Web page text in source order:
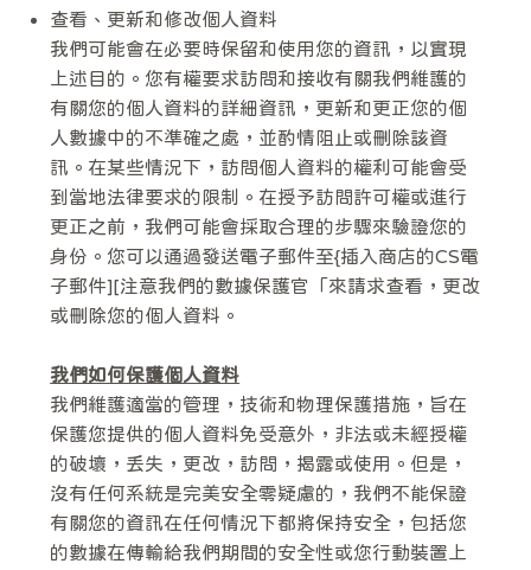
查看、更新和修改個人資料
我們可能會在必要時保留和使用您的資訊，以實現
上述目的。您有權要求訪問和接收有關我們維護的
有關您的個人資料的詳細資訊，更新和更正您的個
人數據中的不準確之處，並酌情阻止或刪除該資
訊。在某些情況下，訪問個人資料的權利可能會受
到當地法律要求的限制。在授予訪問許可權或進行
更正之前，我們可能會採取合理的步驟來驗證您的
身份。您可以通過發送電子郵件至{插入商店的CS電
子郵件][注意我們的數據保護官「來請求查看，更改
或刪除您的個人資料。
我們如何保護個人資料
我們維護適當的管理，技術和物理保護措施，旨在
保護您提供的個人資料免受意外，非法或未經授權
的破壞，丟失，更改，訪問，揭露或使用。但是，
沒有任何系統是完美安全零疑慮的，我們不能保證
有關您的資訊在任何情況下都將保持安全，包括您
的數據在傳輸給我們期間的安全性或您行動裝置上